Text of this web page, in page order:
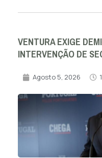
VENTURA EXIGE
INTERVENÇÃO DE
Agosto 5, 2026